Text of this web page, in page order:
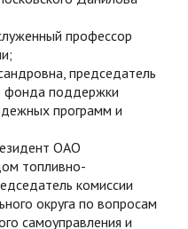
профессор
председатель
фонда поддержки
программ и
ОАО
топливно-
комиссии
округа по вопросам
самоуправления и